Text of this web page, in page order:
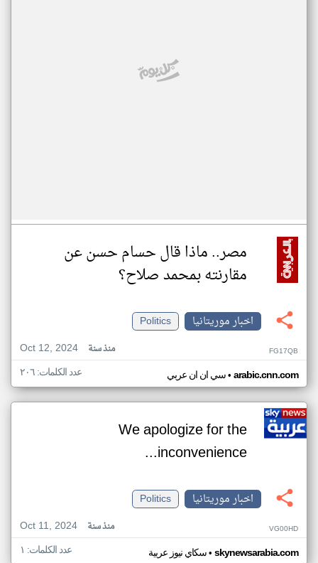
مصر.. ماذا قال حسام حسن عن
مقارنته بمحمد صلاح؟
اخبار موريتانيا
Politics
Oct 12, 2024
منذ سنة FG17QB
سي ان ان عربي• arabic.cnn.com عدد الكلمات: ٢٠٦
We apologize for the
inconvenience...
اخبار موريتانيا
Politics
Oct 11, 2024
منذ سنة VG00HD
سكاي نيوز عربية• skynewsarabia.com عدد الكلمات: ١